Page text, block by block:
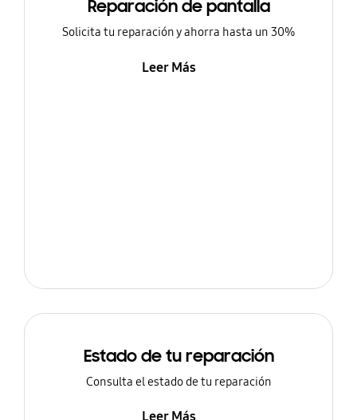
Reparación de pantalla
Solicita tu reparación y ahorra hasta un 30%
Leer Más
Estado de tu reparación
Consulta el estado de tu reparación
Leer Más